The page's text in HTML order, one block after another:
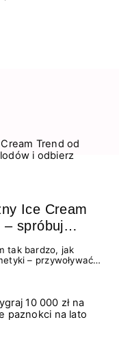
Ice Cream
– spróbuj
tak bardzo, jak
– przywoływać
to coś więcej niż
teksturę,
Tego lata
unikalny projekt